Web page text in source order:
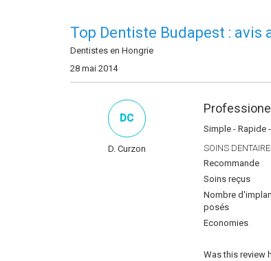
Top Dentiste Budapest :
Dentistes en Hongrie
28 mai 2014
Professionel
Simple - Rapide
SOINS
Recommande
Soins reçus
Nombre
posés
Economies
DC
D. Curzon
Was this review